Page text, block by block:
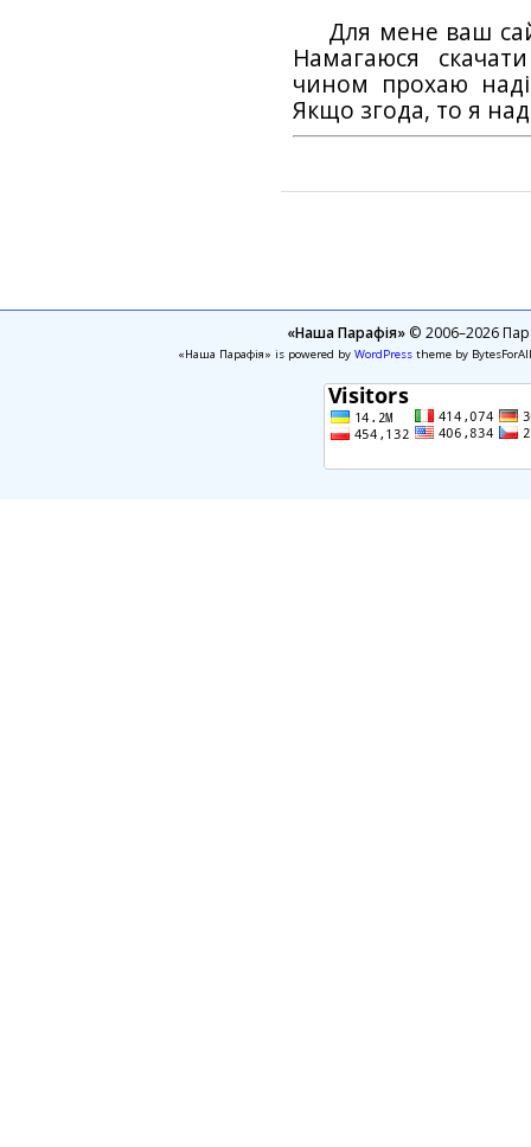
Для мене ваш
Намагаюся
чином прохаю
Якщо згода, то я
«Наша Парафія»© 2006–2026
«Наша Парафія» is powered by WordPresstheme by